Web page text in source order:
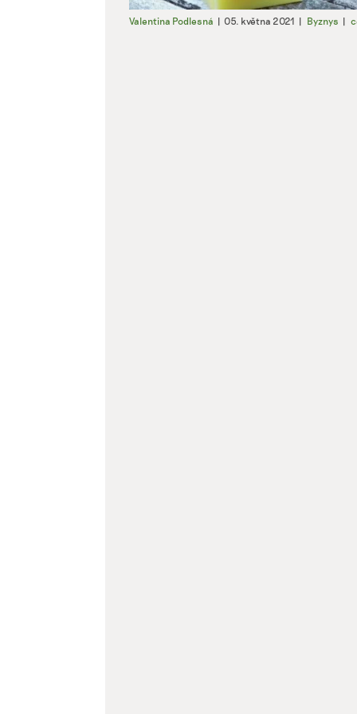
Valentina Podlesná | 05. května 2021 | Byznys |